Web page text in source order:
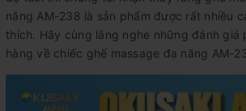
năng AM-238 là sản phẩm được rất nhiều
thích. Hãy cùng lắng nghe những đánh giá
hàng về chiếc ghế massage đa năng AM-